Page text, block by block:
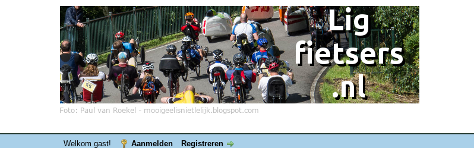
Welkom gast! Aanmelden Registreren